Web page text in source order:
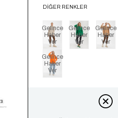
DIĞER RENKLER
Gelince
Haber
Ver
Gelince
Haber
Ver
Gelince
Haber
Ver
Gelince
Haber
Ver